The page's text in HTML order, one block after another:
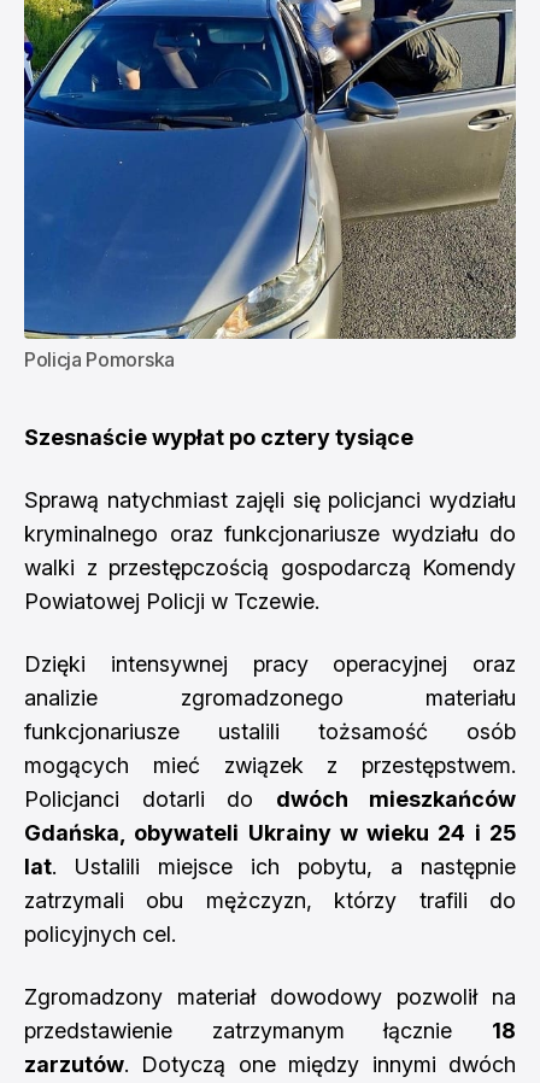
Policja Pomorska
Szesnaście wypłat po cztery tysiące
Sprawą natychmiast zajęli się policjanci wydziału
kryminalnego oraz funkcjonariusze wydziału do
walki z przestępczością gospodarczą Komendy
Powiatowej Policji w Tczewie.
Dzięki intensywnej pracy operacyjnej oraz
analizie zgromadzonego materiału
funkcjonariusze ustalili tożsamość osób
mogących mieć związek z przestępstwem.
Policjanci dotarli do dwóch mieszkańców
Gdańska, obywateli Ukrainy w wieku 24 i 25
lat. Ustalili miejsce ich pobytu, a następnie
zatrzymali obu mężczyzn, którzy trafili do
policyjnych cel.
Zgromadzony materiał dowodowy pozwolił na
przedstawienie zatrzymanym łącznie 18
zarzutów. Dotyczą one między innymi dwóch